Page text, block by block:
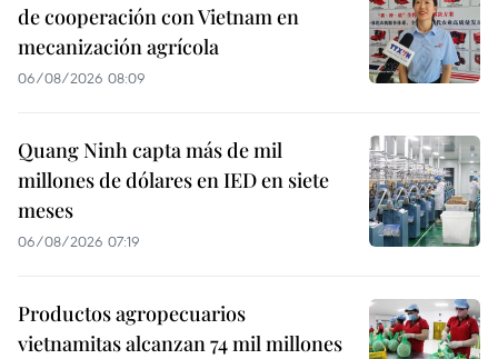
de cooperación con Vietnam en
mecanización agrícola
06/08/2026 08:09
Quang Ninh capta más de mil
millones de dólares en IED en siete
meses
06/08/2026 07:19
Productos agropecuarios
vietnamitas alcanzan 74 mil millones